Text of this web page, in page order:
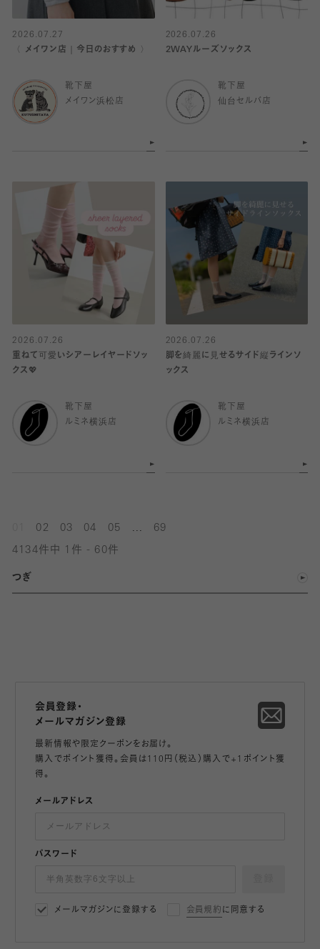
2026.07.27
〈 メイワン店｜今日のおすすめ 〉
靴下屋
メイワン浜松店
2026.07.26
2WAYルーズソックス
靴下屋
仙台セルバ店
2026.07.26
重ねて可愛いシアーレイヤードソッ
クス💖
靴下屋
ルミネ横浜店
2026.07.26
脚を綺麗に見せるサイド縦ラインソ
ックス
靴下屋
ルミネ横浜店
02 03 04 05 69
4134件中 1件 - 60件
つぎ
会員登録・
メールマガジン登録
最新情報や限定クーポンをお届け。
購入でポイント獲得。会員は110円（税込）購入で+1ポイント獲
得。
メールアドレス
パスワード
メールマガジンに登録する 会員規約 に同意する